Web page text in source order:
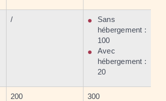
/
Sans
hébergement :
100
Avec
hébergement :
20
200 300